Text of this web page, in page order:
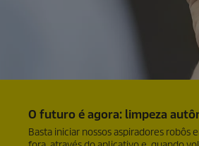
O futuro é agora: limpeza
Basta iniciar nossos aspiradores robôs